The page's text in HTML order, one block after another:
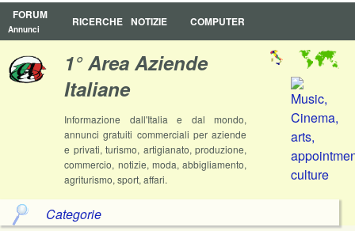
FORUM
Annunci
RICERCHE NOTIZIE COMPUTER
1° Area Aziende
Italiane
Informazione dall'Italia e dal mondo,
annunci gratuiti commerciali per aziende
e privati, turismo, artigianato, produzione,
commercio, notizie, moda, abbigliamento,
agriturismo, sport, affari.
Categorie